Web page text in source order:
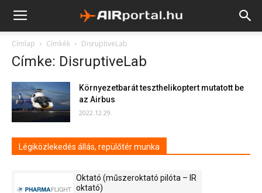
Címlap Címkék DisruptiveLab
Címke: DisruptiveLab
Környezetbarát teszthelikoptert mutatott be
az Airbus
2022.12.29.
Légiközlekedés állás, repülőtér munka
Oktató (műszeroktató pilóta – IR
oktató)